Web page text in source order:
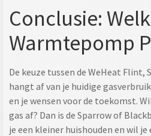
Conclusie:
Warmtepomp
De keuze tussen de WeHeat Flint,
hangt af van je huidige
en je wensen voor de toekomst.
gas af? Dan is de Sparrow of
je een kleiner huishouden en wil